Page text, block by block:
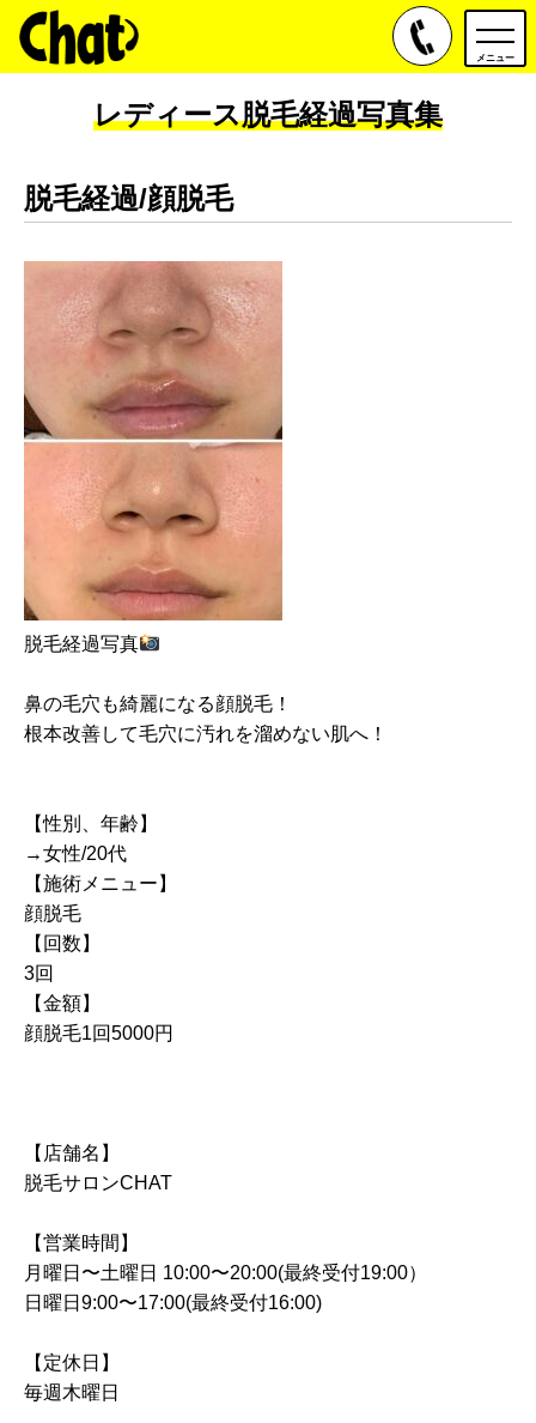
toggle
メニュー
レディース脱毛経過写真集
脱毛経過/顔脱毛
脱毛経過写真
鼻の毛穴も綺麗になる顔脱毛！
根本改善して毛穴に汚れを溜めない肌へ！
【性別、年齢】
⁡→女性/20代
【施術メニュー】
⁡顔脱毛
【回数】
⁡3回
【金額】
⁡顔脱毛1回5000円
【店舗名】
脱毛サロンCHAT
【営業時間】
月曜日〜土曜日 10:00〜20:00(最終受付19:00）
日曜日9:00〜17:00(最終受付16:00)
【定休日】
毎週木曜日